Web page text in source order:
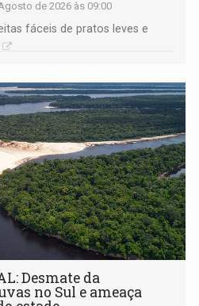
de 2026 às 09:00
fáceis de pratos leves e
Desmate da
no Sul e ameaça